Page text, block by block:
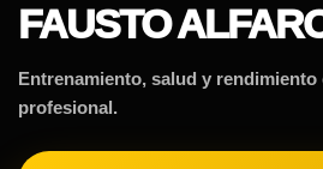
FAUSTO
Entrenamiento, salud y
profesional.